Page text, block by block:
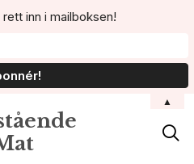

inn i mailboksen!
▲